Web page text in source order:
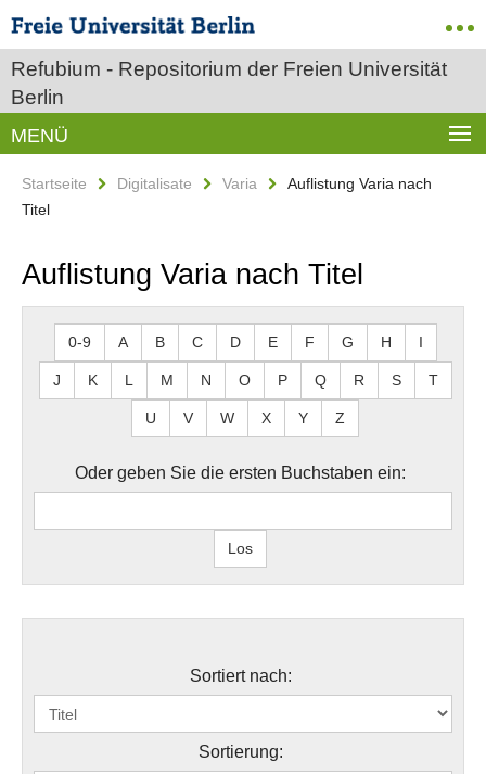
Refubium - Repositorium der Freien Universität
Berlin
MENÜ
Startseite Digitalisate Varia
Auflistung Varia nach
Titel
Auflistung Varia nach Titel
0-9 A B C D E F G H I
J K L M N O P Q R S T
U V W X Y Z
Oder geben Sie die ersten Buchstaben ein:
Sortiert nach:
Sortierung: